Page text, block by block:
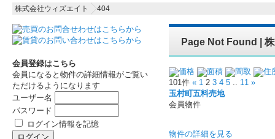
株式会社ウィズエイト 404
Page Not Found |
価格 面積 間取
住
101件 « 1 2 3 4 5 11 »
玉村町五料売地
会員物件
物件の詳細を見る
会員登録はこちら
会員になると物件の詳細情報がご覧い
ただけるようになります
ユーザー名
パスワード
ログイン情報を記憶